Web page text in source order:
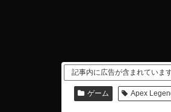
記事内に広告が含まれています
ゲーム Apex